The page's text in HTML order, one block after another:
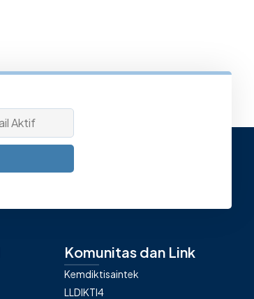
Komunitas dan Link
Kemdiktisaintek
LLDIKTI4